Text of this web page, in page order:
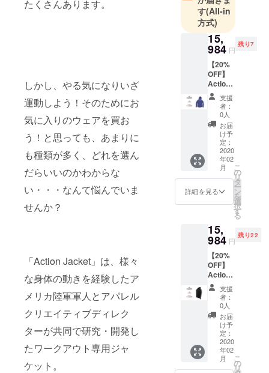
たくさんあります。
しかし、やる気になりいざ
運動しよう！そのためにお
気に入りのウェアを買お
う！と思っても、あまりに
も種類が多く、どれを選ん
だらいいのかわからな
い・・・なんて悩んでいま
せんか？
「Action Jacket」は、様々
な身体の動きを経験したア
メリカ陸軍軍人とアパレル
クリエイティブディレク
ターが共同で研究・開発し
たワークアウト専用ジャ
ケット。
い商品で
も、お客さ
まの手元に
届かなけれ
ば意味があ
りません。
私たちは世
界に隠れた
素晴らしい
商品を、日
本のお客さ
まに知って
もらい、届
けることに
全力を尽く
すことを
して活動し
ています。
す(All-in
方式)
15,
984 円
残り7
【20%
OFF】
Action
Jacket
×１ XS
サイ
ズ/Navy
支援
者：
0人
お届
け予
定：
2020
年02
月
詳細を見る
こ
の
リ
タ
ー
ン
を
選
択
す
る
15,
984 円
残り22
【20%
OFF】
Action
Jacket
×１ XS
サイ
ズ/Blac
支援
者：
0人
お届
け予
定：
2020
年02
月
こ
の
リ